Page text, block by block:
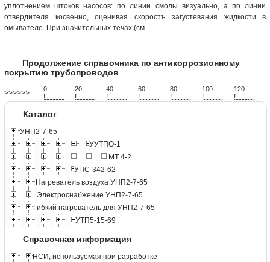
уплотнением штоков насосов: по линии смолы визуально, а по линии
отвердителя косвенно, оценивая скоростъ загустевания жидкости в
омывателе. При значительных течах (см...
Продолжение справочника по антикоррозионному
покрытию трубопроводов
>>>>>> 0
!...................
20
!...................
40
!...................
60
!...................
80
!...................
100
!...................
120
!...................
Каталог
УНП2-7-65
УУТПО-1
МТ 4-2
УПС-342-62
Нагреватель воздуха УНП2-7-65
Электроснабжение УНП2-7-65
Гибкий нагреватель для УНП2-7-65
УТП5-15-69
Справочная информация
НСИ, используемая при разработке